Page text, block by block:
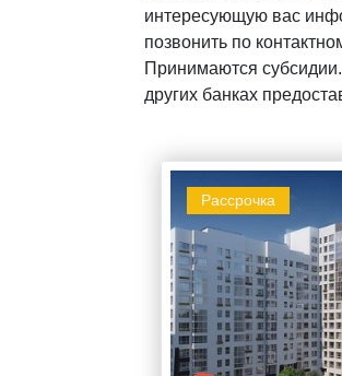
интересующую вас
позвонить по
Принимаются
других банках
Рассрочка